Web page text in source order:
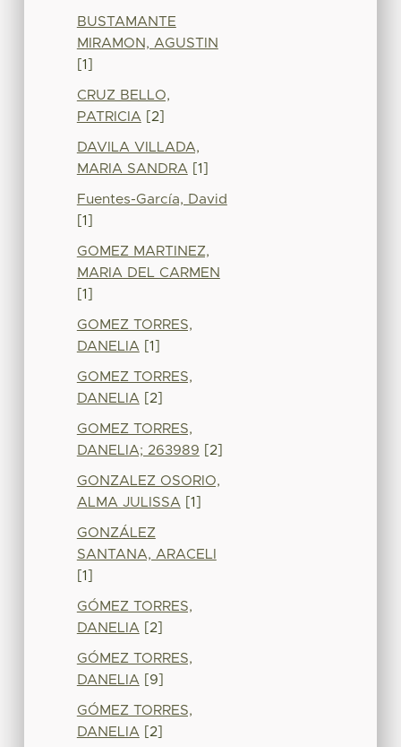
BUSTAMANTE
MIRAMON, AGUSTIN
[1]
CRUZ BELLO,
PATRICIA [2]
DAVILA VILLADA,
MARIA SANDRA [1]
Fuentes-García, David
[1]
GOMEZ MARTINEZ,
MARIA DEL CARMEN
[1]
GOMEZ TORRES,
DANELIA [1]
GOMEZ TORRES,
DANELIA [2]
GOMEZ TORRES,
DANELIA; 263989 [2]
GONZALEZ OSORIO,
ALMA JULISSA [1]
GONZÁLEZ
SANTANA, ARACELI
[1]
GÓMEZ TORRES,
DANELIA [2]
GÓMEZ TORRES,
DANELIA [9]
GÓMEZ TORRES,
DANELIA [2]